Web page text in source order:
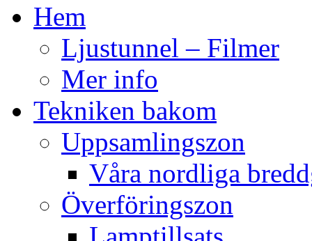
Hem
Ljustunnel – Filmer
Mer info
Tekniken bakom
Uppsamlingszon
Våra nordliga
Överföringszon